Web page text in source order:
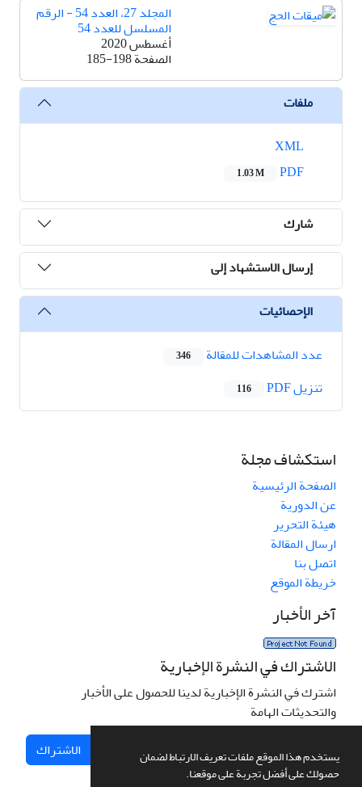
يستخدم هذا الموقع ملفات تعريف الارتباط لضمان
حصولك على أفضل تجربة على موقعنا.
المجلد 27، العدد 54 - الرقم
المسلسل للعدد 54
أغسطس 2020
الصفحة185-198
ملفات
1.03 M
شارك
إرسال الاستشهاد إلى
الإحصائيات
عدد المشاهدات للمقالة
346
تنزیل PDF 116
استكشاف مجلة
الصفحة الرئيسية
عن الدورية
هيئة التحرير
ارسال المقالة
اتصل بنا
خريطة الموقع
آخر الأخبار
الاشتراك في النشرة الإخبارية
اشترك في النشرة الإخبارية لدينا للحصول على الأخبار
والتحديثات الهامة
الاشتراك